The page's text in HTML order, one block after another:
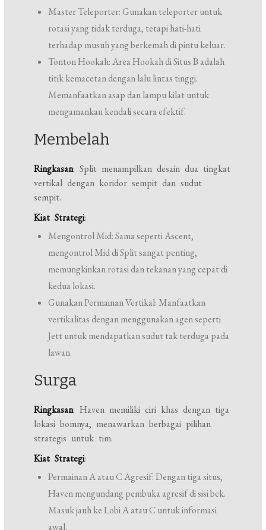
Master Teleporter: Gunakan teleporter untuk
rotasi yang tidak terduga, tetapi hati-hati
terhadap musuh yang berkemah di pintu keluar.
Tonton Hookah: Area Hookah di Situs B adalah
titik kemacetan dengan lalu lintas tinggi.
Memanfaatkan asap dan lampu kilat untuk
mengamankan kendali secara efektif.
Membelah
Ringkasan: Split menampilkan desain dua tingkat
vertikal dengan koridor sempit dan sudut
sempit.
Kiat Strategi:
Mengontrol Mid: Sama seperti Ascent,
mengontrol Mid di Split sangat penting,
memungkinkan rotasi dan tekanan yang cepat di
kedua lokasi.
Gunakan Permainan Vertikal: Manfaatkan
vertikalitas dengan menggunakan agen seperti
Jett untuk mendapatkan sudut tak terduga pada
lawan.
Surga
Ringkasan: Haven memiliki ciri khas dengan tiga
lokasi bomnya, menawarkan berbagai pilihan
strategis untuk tim.
Kiat Strategi:
Permainan A atau C Agresif: Dengan tiga situs,
Haven mengundang pembuka agresif di sisi bek.
Masuk jauh ke Lobi A atau C untuk informasi
awal.